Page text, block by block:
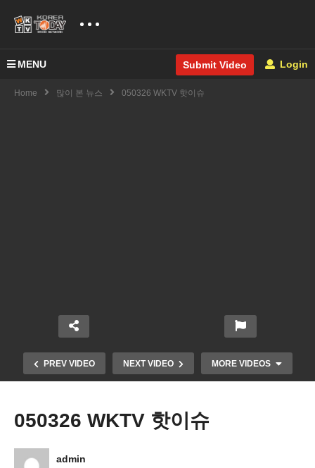
MENU Submit Video Login
Home 많이 본 뉴스 050326 WKTV 핫이슈
PREV VIDEO NEXT VIDEO MORE VIDEOS
050326 WKTV 핫이슈
admin